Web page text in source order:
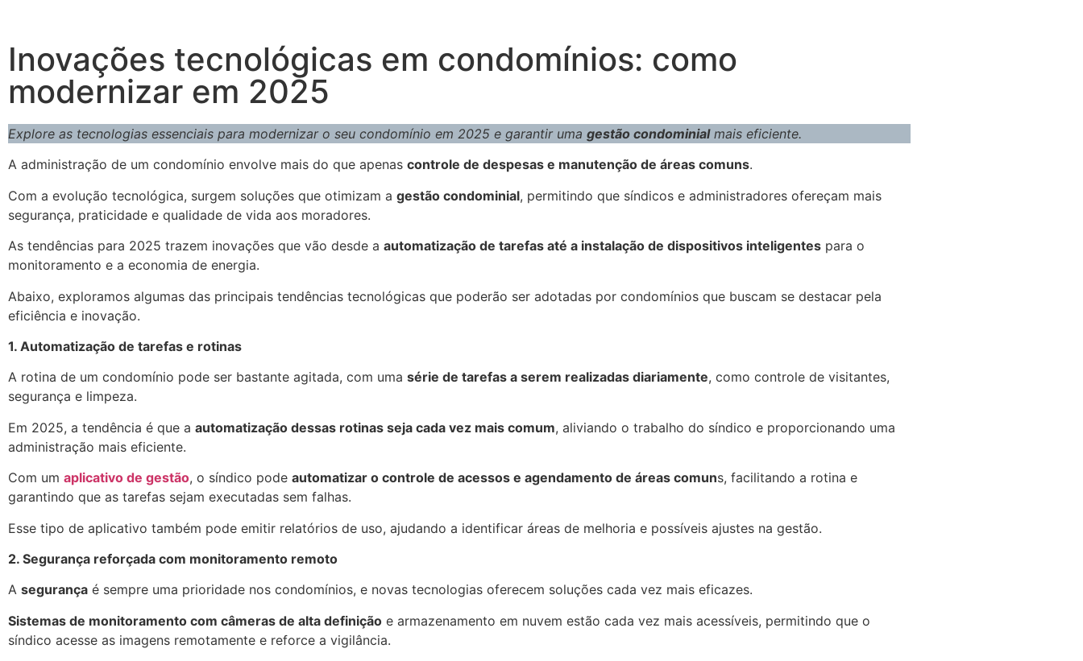
Inovações tecnológicas em condomínios: como
modernizar em 2025
Explore as tecnologias essenciais para modernizar o seu condomínio em 2025 e garantir uma gestão condominialmais eficiente.
A administração de um condomínio envolve mais do que apenas controle de despesas e manutenção de áreas comuns.
Com a evolução tecnológica, surgem soluções que otimizam a gestão condominial, permitindo que síndicos e administradores ofereçam mais
segurança, praticidade e qualidade de vida aos moradores.
As tendências para 2025 trazem inovações que vão desde a automatização de tarefas até a instalação de dispositivos inteligentes para o
monitoramento e a economia de energia.
Abaixo, exploramos algumas das principais tendências tecnológicas que poderão ser adotadas por condomínios que buscam se destacar pela
eficiência e inovação.
1. Automatização de tarefas e rotinas
A rotina de um condomínio pode ser bastante agitada, com uma série de tarefas a serem realizadas diariamente, como controle de visitantes,
segurança e limpeza.
Em 2025, a tendência é que a automatização dessas rotinas seja cada vez mais comum, aliviando o trabalho do síndico e proporcionando uma
administração mais eficiente.
Com um aplicativo de gestão, o síndico pode automatizar o controle de acessos e agendamento de áreas comuns, facilitando a rotina e
garantindo que as tarefas sejam executadas sem falhas.
Esse tipo de aplicativo também pode emitir relatórios de uso, ajudando a identificar áreas de melhoria e possíveis ajustes na gestão.
2. Segurança reforçada com monitoramento remoto
A segurança é sempre uma prioridade nos condomínios, e novas tecnologias oferecem soluções cada vez mais eficazes.
Sistemas de monitoramento com câmeras de alta definição e armazenamento em nuvem estão cada vez mais acessíveis, permitindo que o
síndico acesse as imagens remotamente e reforce a vigilância.